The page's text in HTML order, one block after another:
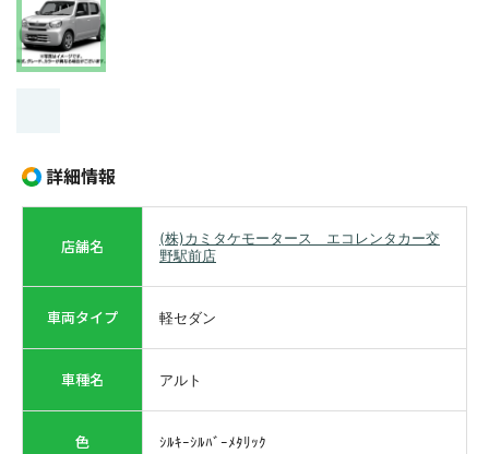
詳細情報
店舗名
(株)カミタケモータース エコレンタカー交
野駅前店
車両タイプ 軽セダン
車種名 アルト
色 ｼﾙｷｰｼﾙﾊﾞｰﾒﾀﾘｯｸ